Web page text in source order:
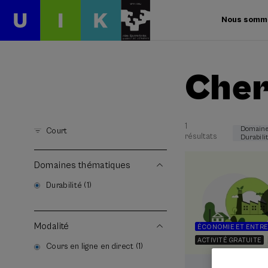
Nous
Court
Domaines thématiques
Durabilité (1)
Modalité
Cours en ligne en direct (1)
1
résultats
ÉCONOMIE ET
ACTIVITÉ GRATUITE